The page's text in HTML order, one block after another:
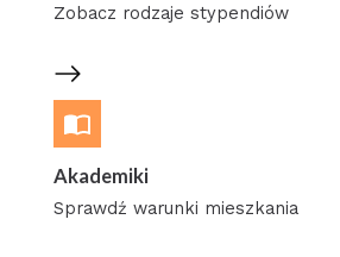
Zobacz rodzaje stypendiów
Akademiki
Sprawdź warunki mieszkania